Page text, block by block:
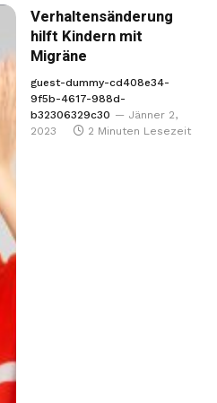
Verhaltensänderung
hilft Kindern mit
Migräne
guest-dummy-cd408e34-
9f5b-4617-988d-
b32306329c30
Jänner 2,
2023
2 Minuten Lesezeit